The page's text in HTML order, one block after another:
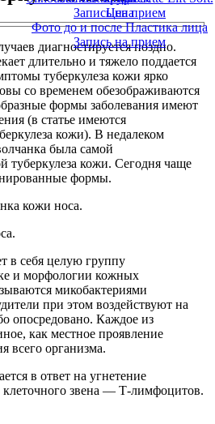
Цена
Фото до и после Пластика лица
Запись на прием
Запись на прием
диагностируется поздно.
длительно и тяжело поддается
туберкулеза кожи ярко
со временем обезображиваются
формы заболевания имеют
(в статье имеются
кожи). В недалеком
была самой
туберкулеза кожи. Сегодня чаще
формы.
в себя целую группу
и морфологии кожных
микобактериями
при этом воздействуют на
опосредовано. Каждое из
как местное проявление
всего организма.
в ответ на угнетение
клеточного звена — Т-лимфоцитов.